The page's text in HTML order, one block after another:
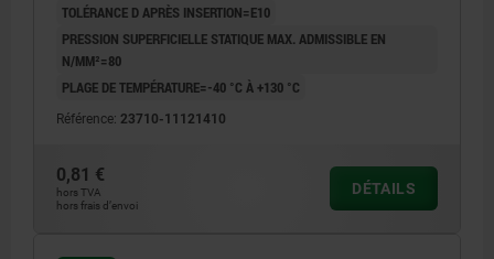
TOLÉRANCE D APRÈS INSERTION=E10
PRESSION SUPERFICIELLE STATIQUE MAX. ADMISSIBLE EN
N/MM²=80
PLAGE DE TEMPÉRATURE=-40 °C À +130 °C
Référence: 23710-11121410
0,81 €
hors TVA
hors frais d’envoi
DÉTAILS